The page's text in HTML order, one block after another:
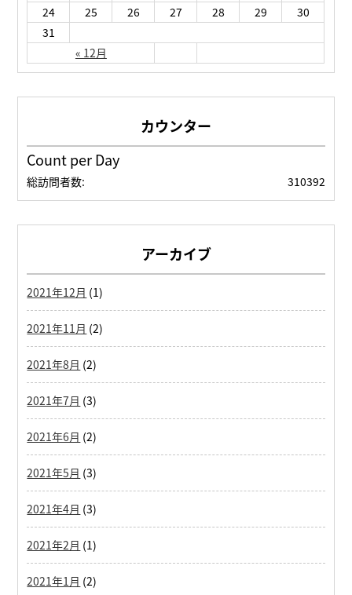
« 12月
24 25 26 27 28 29
30
31
Count per Day
310392
総訪問者数:
アーカイブ
2021年12月 (1)
2021年11月 (2)
2021年8月 (2)
2021年7月 (3)
2021年6月 (2)
2021年5月 (3)
2021年4月 (3)
2021年2月 (1)
2021年1月 (2)